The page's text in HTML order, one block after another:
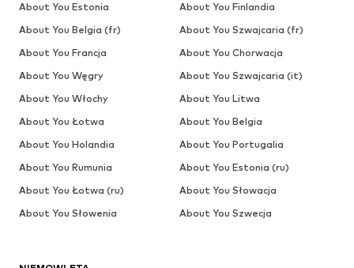
About You Estonia
About You Finlandia
About You Belgia (fr)
About You Szwajcaria (fr)
About You Francja
About You Chorwacja
About You Węgry
About You Szwajcaria (it)
About You Włochy
About You Litwa
About You Łotwa
About You Belgia
About You Holandia
About You Portugalia
About You Rumunia
About You Estonia (ru)
About You Łotwa (ru)
About You Słowacja
About You Słowenia
About You Szwecja